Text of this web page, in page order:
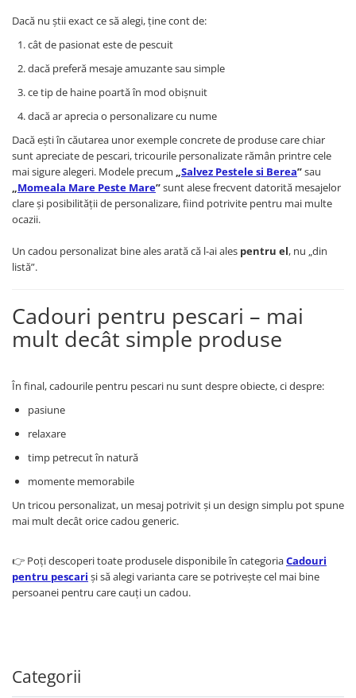
Dacă nu știi exact ce să alegi, ține cont de:
cât de pasionat este de pescuit
dacă preferă mesaje amuzante sau simple
ce tip de haine poartă în mod obișnuit
dacă ar aprecia o personalizare cu nume
Dacă ești în căutarea unor exemple concrete de produse care chiar
sunt apreciate de pescari, tricourile personalizate rămân printre cele
mai sigure alegeri. Modele precum „Salvez Pestele si Berea”sau
„Momeala Mare Peste Mare”sunt alese frecvent datorită mesajelor
clare și posibilității de personalizare, fiind potrivite pentru mai multe
ocazii.
Un cadou personalizat bine ales arată că l-ai ales pentru el, nu „din
listă”.
Cadouri pentru pescari – mai
mult decât simple produse
În final, cadourile pentru pescari nu sunt despre obiecte, ci despre:
pasiune
relaxare
timp petrecut în natură
momente memorabile
Un tricou personalizat, un mesaj potrivit și un design simplu pot spune
mai mult decât orice cadou generic.
👉 Poți descoperi toate produsele disponibile în categoriaCadouri
pentru pescari și să alegi varianta care se potrivește cel mai bine
persoanei pentru care cauți un cadou.
Categorii